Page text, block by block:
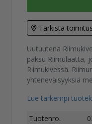
Tarkista
Uutuutena
paksu Riimulaatta,
Riimukivessä.
yhteneväisyyksiä
Lue tarkempi
Tuotenro.